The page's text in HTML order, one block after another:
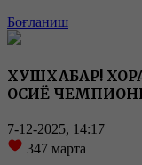
Боғланиш
ХУШХАБАР!
ОCИЁ
7-12-2025, 14:17
347 марта